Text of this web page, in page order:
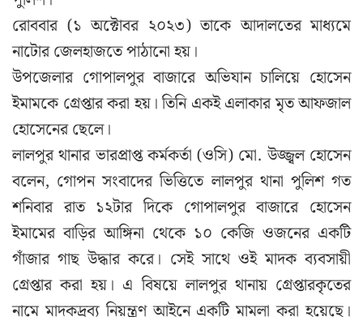
রোববার (১ অক্টোবর ২০২৩) তাকে আদালতের মাধ্যমে
নাটোর জেলহাজতে পাঠানো হয়।
উপজেলার গোপালপুর বাজারে অভিযান চালিয়ে হোসেন
ইমামকে গ্রেপ্তার করা হয়। তিনি একই এলাকার মৃত আফজাল
হোসেনের ছেলে।
লালপুর থানার ভারপ্রাপ্ত কর্মকর্তা (ওসি) মো. উজ্জ্বল হোসেন
বলেন, গোপন সংবাদের ভিত্তিতে লালপুর থানা পুলিশ গত
শনিবার রাত ১২টার দিকে গোপালপুর বাজারে হোসেন
ইমামের বাড়ির আঙ্গিনা থেকে ১০ কেজি ওজনের একটি
গাঁজার গাছ উদ্ধার করে। সেই সাথে ওই মাদক ব্যবসায়ী
গ্রেপ্তার করা হয়। এ বিষয়ে লালপুর থানায় গ্রেপ্তারকৃতের
নামে মাদকদ্রব্য নিয়ন্ত্রণ আইনে একটি মামলা করা হয়েছে।